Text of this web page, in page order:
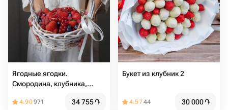
Ягодные ягодки.
Смородина, клубника,
подарок
4.90971 34 755֏
Букет из клубник 2
4.5744 30 000֏